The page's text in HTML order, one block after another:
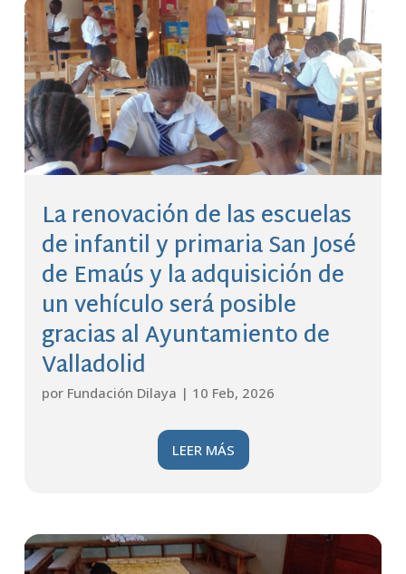
La renovación de las escuelas
de infantil y primaria San José
de Emaús y la adquisición de
un vehículo será posible
gracias al Ayuntamiento de
Valladolid
por Fundación Dilaya | 10 Feb, 2026
LEER MÁS